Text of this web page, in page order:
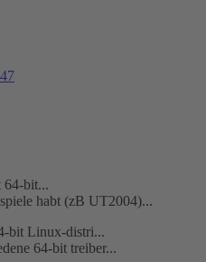
64-bit...
habt (zB UT2004)...
bit Linux-distri...
64-bit treiber...